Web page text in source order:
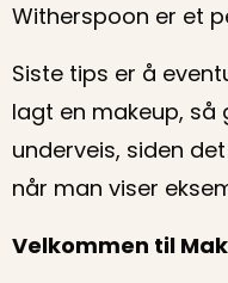
Witherspoon er et
Siste tips er å
lagt en makeup, så
underveis, siden
når man viser
Velkommen til